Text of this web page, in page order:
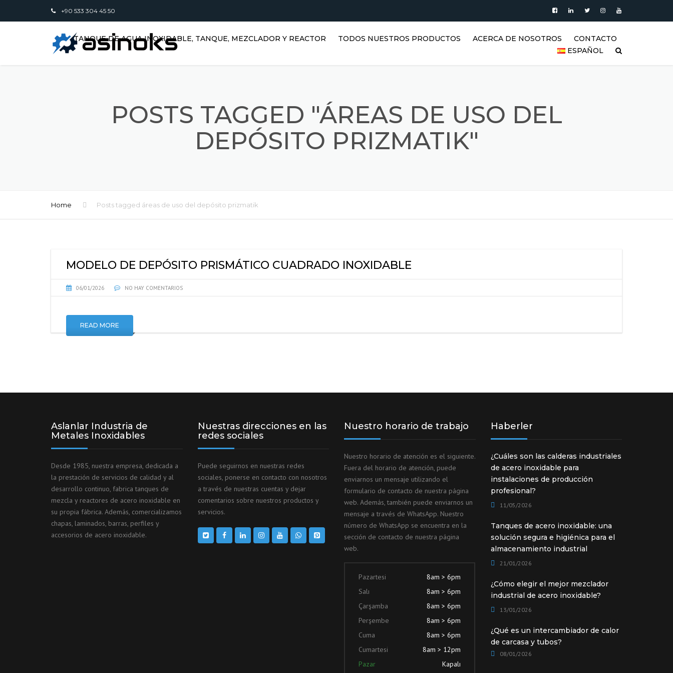
+90 533 304 45 50
TANQUE DE AGUA INOXIDABLE, TANQUE, MEZCLADOR Y REACTOR TODOS NUESTROS PRODUCTOS
TANQUES VERTICALES DE
ACERO INOXIDABLE |
DEPÓSITOS DE AGUA
VERTICALES
FILTROS
ACERCA DE NOSOTROS
BLOG
CONTACTO
ESPAÑOL
TÜRKÇE
POSTS TAGGED "ÁREAS DE USO DEL
DEPÓSITO PRIZMATIK"
Home Posts tagged áreas de uso del depósito prizmatik
MODELO DE DEPÓSITO PRISMÁTICO CUADRADO INOXIDABLE
06/01/2026 NO HAY COMENTARIOS
READ MORE
Aslanlar Industria de
Metales Inoxidables
Desde 1985, nuestra empresa, dedicada a
la prestación de servicios de calidad y al
desarrollo continuo, fabrica tanques de
mezcla y reactores de acero inoxidable en
su propia fábrica. Además, comercializamos
chapas, laminados, barras, perfiles y
accesorios de acero inoxidable.
Nuestras direcciones en las
redes sociales
Puede seguirnos en nuestras redes
sociales, ponerse en contacto con nosotros
a través de nuestras cuentas y dejar
comentarios sobre nuestros productos y
servicios.
Nuestro horario de trabajo
Nuestro horario de atención es el siguiente.
Fuera del horario de atención, puede
enviarnos un mensaje utilizando el
formulario de contacto de nuestra página
web. Además, también puede enviarnos un
mensaje a través de WhatsApp. Nuestro
número de WhatsApp se encuentra en la
sección de contacto de nuestra página
web.
Pazartesi
8am > 6pm
Salı
8am > 6pm
Çarşamba
8am > 6pm
Perşembe
8am > 6pm
Cuma
8am > 6pm
Cumartesi
8am > 12pm
Pazar
Kapalı
Haberler
¿Cuáles son las calderas industriales
de acero inoxidable para
instalaciones de producción
profesional?
11/05/2026
Tanques de acero inoxidable: una
solución segura e higiénica para el
almacenamiento industrial
21/01/2026
¿Cómo elegir el mejor mezclador
industrial de acero inoxidable?
13/01/2026
¿Qué es un intercambiador de calor
de carcasa y tubos?
08/01/2026